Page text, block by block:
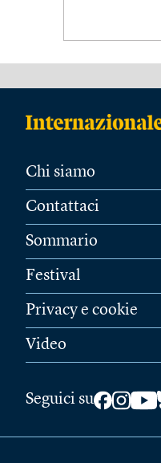
Chi siamo
Contattaci
Sommario
Festival
Privacy e cookie
Video
Seguici su